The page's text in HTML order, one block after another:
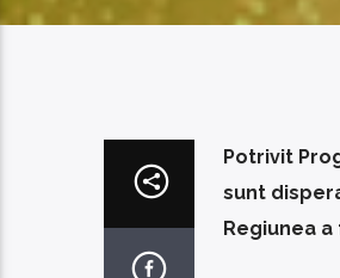
Potrivit
sunt
Regiunea